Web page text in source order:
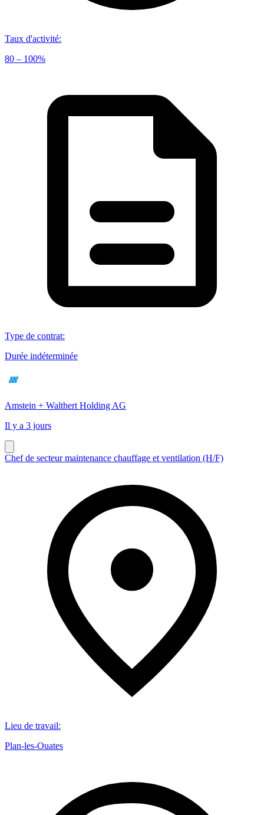
Taux d'activité:
80 – 100%
Type de contrat:
Durée indéterminée
Amstein + Walthert Holding AG
Il y a 3 jours
Chef de secteur maintenance chauffage et ventilation (H/F)
Lieu de travail:
Plan-les-Ouates